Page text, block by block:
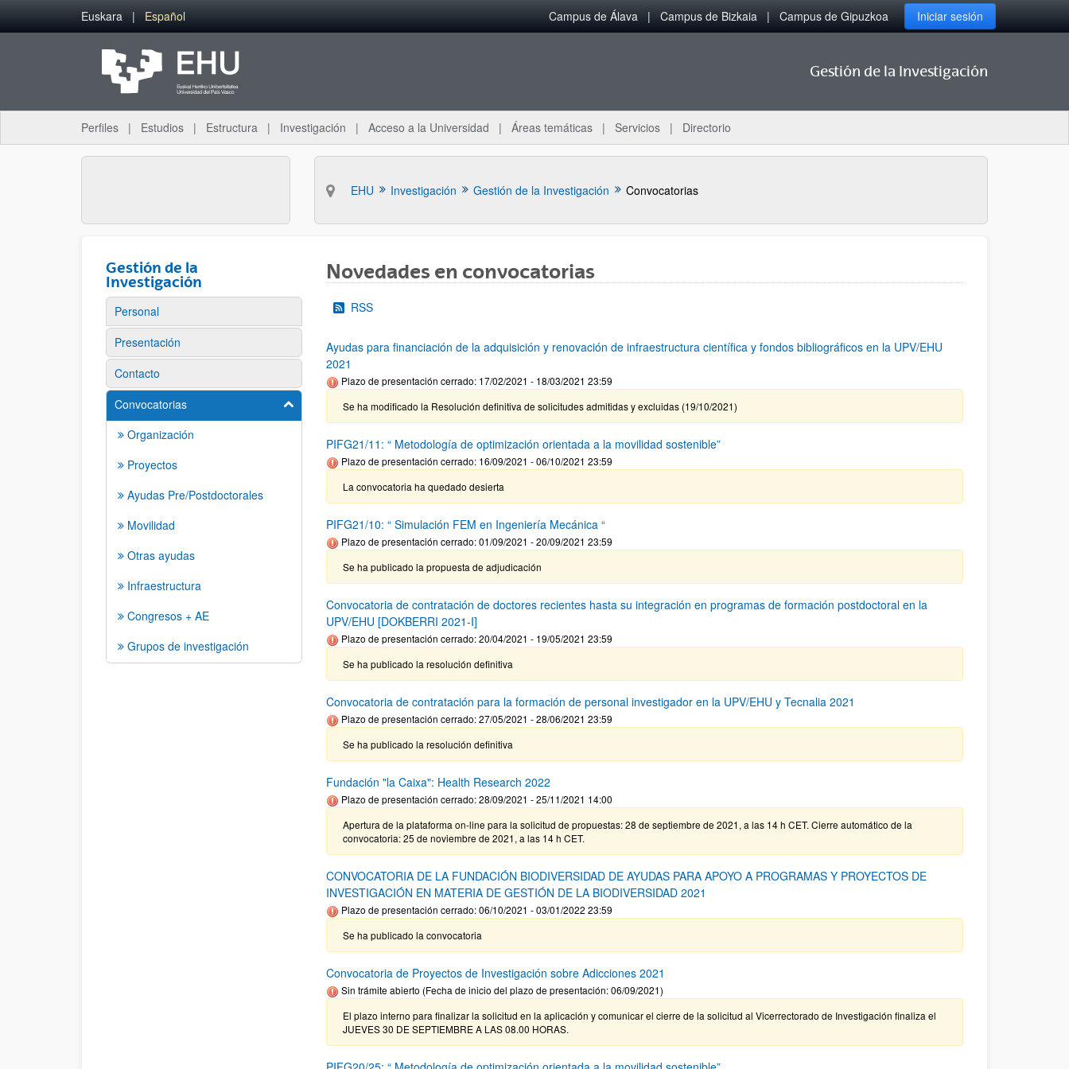
Saltar al contenido principal
Euskara Español Campus de Álava Campus de Bizkaia Campus de Gipuzkoa Iniciar sesión
Gestión de la Investigación
Perfiles Estudios Estructura Investigación Acceso a la Universidad Áreas temáticas Servicios Directorio
EHU Investigación Gestión de la Investigación Convocatorias
Gestión de la
Investigación
Personal
Presentación
Contacto
Convocatorias
Mostrar/ocultar subpáginas
Organización
Proyectos
Ayudas Pre/Postdoctorales
Movilidad
Otras ayudas
Infraestructura
Congresos + AE
Grupos de investigación
Novedades en convocatorias
RSS
Ayudas para financiación de la adquisición y renovación de infraestructura científica y fondos bibliográficos en la UPV/EHU
2021
Plazo de presentación cerrado: 17/02/2021 - 18/03/2021 23:59
Se ha modificado la Resolución definitiva de solicitudes admitidas y excluidas (19/10/2021)
PIFG21/11: “ Metodología de optimización orientada a la movilidad sostenible”
Plazo de presentación cerrado: 16/09/2021 - 06/10/2021 23:59
La convocatoria ha quedado desierta
PIFG21/10: “ Simulación FEM en Ingeniería Mecánica “
Plazo de presentación cerrado: 01/09/2021 - 20/09/2021 23:59
Se ha publicado la propuesta de adjudicación
Convocatoria de contratación de doctores recientes hasta su integración en programas de formación postdoctoral en la
UPV/EHU [DOKBERRI 2021-I]
Plazo de presentación cerrado: 20/04/2021 - 19/05/2021 23:59
Se ha publicado la resolución definitiva
Convocatoria de contratación para la formación de personal investigador en la UPV/EHU y Tecnalia 2021
Plazo de presentación cerrado: 27/05/2021 - 28/06/2021 23:59
Se ha publicado la resolución definitiva
Fundación "la Caixa": Health Research 2022
Plazo de presentación cerrado: 28/09/2021 - 25/11/2021 14:00
Apertura de la plataforma on-line para la solicitud de propuestas: 28 de septiembre de 2021, a las 14 h CET. Cierre automático de la
convocatoria: 25 de noviembre de 2021, a las 14 h CET.
CONVOCATORIA DE LA FUNDACIÓN BIODIVERSIDAD DE AYUDAS PARA APOYO A PROGRAMAS Y PROYECTOS DE
INVESTIGACIÓN EN MATERIA DE GESTIÓN DE LA BIODIVERSIDAD 2021
Plazo de presentación cerrado: 06/10/2021 - 03/01/2022 23:59
Se ha publicado la convocatoria
Convocatoria de Proyectos de Investigación sobre Adicciones 2021
Sin trámite abierto (Fecha de inicio del plazo de presentación: 06/09/2021)
El plazo interno para finalizar la solicitud en la aplicación y comunicar el cierre de la solicitud al Vicerrectorado de Investigación finaliza el
JUEVES 30 DE SEPTIEMBRE A LAS 08.00 HORAS.